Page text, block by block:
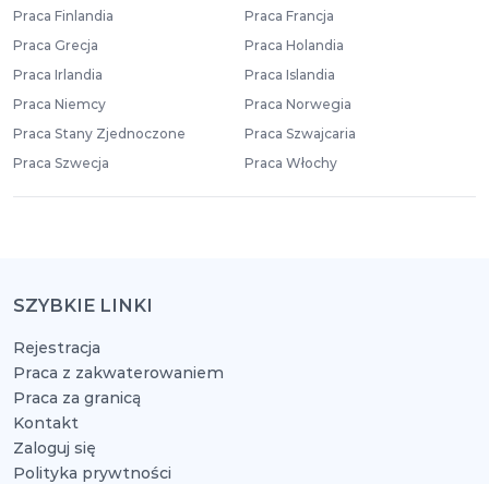
Praca Finlandia
Praca Francja
Praca Grecja
Praca Holandia
Praca Irlandia
Praca Islandia
Praca Niemcy
Praca Norwegia
Praca Stany Zjednoczone
Praca Szwajcaria
Praca Szwecja
Praca Włochy
SZYBKIE LINKI
Rejestracja
Praca z zakwaterowaniem
Praca za granicą
Kontakt
Zaloguj się
Polityka prywtności